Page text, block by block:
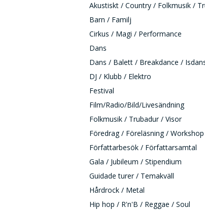
Akustiskt / Country / Folkmusik /
Barn / Familj
Cirkus / Magi / Performance
Dans
Dans / Balett / Breakdance /
DJ / Klubb / Elektro
Festival
Film/Radio/Bild/Livesändning
Folkmusik / Trubadur / Visor
Föredrag / Föreläsning / Workshop
Författarbesök / Författarsamtal
Gala / Jubileum / Stipendium
Guidade turer / Temakväll
Hårdrock / Metal
Hip hop / R'n'B / Reggae / Soul